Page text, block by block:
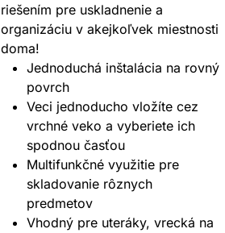
riešením pre uskladnenie a
organizáciu v akejkoľvek miestnosti
doma!
Jednoduchá inštalácia na rovný
povrch
Veci jednoducho vložíte cez
vrchné veko a vyberiete ich
spodnou časťou
Multifunkčné využitie pre
skladovanie rôznych
predmetov
Vhodný pre uteráky, vrecká na